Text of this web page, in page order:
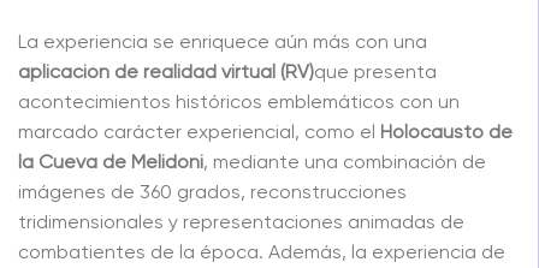
La experiencia se enriquece aún más con una
aplicación de realidad virtual (RV)que presenta
acontecimientos históricos emblemáticos con un
marcado carácter experiencial, como el
Holocausto de
la Cueva de Melidoni, mediante una combinación de
imágenes de 360 grados, reconstrucciones
tridimensionales y representaciones animadas de
combatientes de la época. Además, la experiencia de